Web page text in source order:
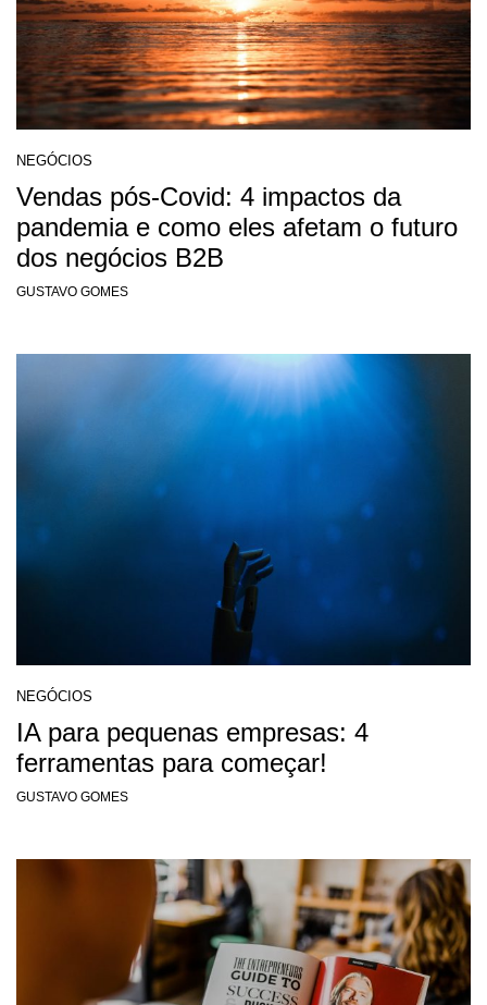
NEGÓCIOS
Vendas pós-Covid: 4 impactos da
pandemia e como eles afetam o futuro
dos negócios B2B
GUSTAVO GOMES
NEGÓCIOS
IA para pequenas empresas: 4
ferramentas para começar!
GUSTAVO GOMES